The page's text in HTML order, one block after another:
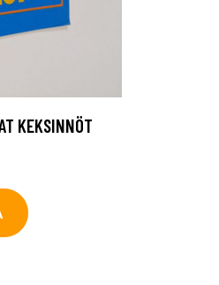
KEKSINNÖT